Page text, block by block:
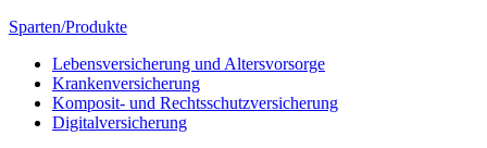
Sparten/Produkte
Lebensversicherung und Altersvorsorge
Krankenversicherung
Komposit- und Rechtsschutzversicherung
Digitalversicherung